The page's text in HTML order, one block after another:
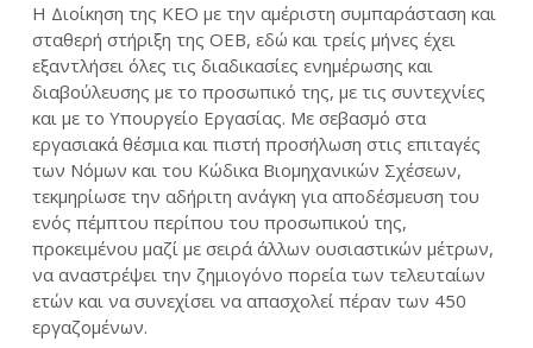
Η Διοίκηση της ΚΕΟ με την αμέριστη συμπαράσταση και
σταθερή στήριξη της ΟΕΒ, εδώ και τρείς μήνες έχει
εξαντλήσει όλες τις διαδικασίες ενημέρωσης και
διαβούλευσης με το προσωπικό της, με τις συντεχνίες
και με το Υπουργείο Εργασίας. Με σεβασμό στα
εργασιακά θέσμια και πιστή προσήλωση στις επιταγές
των Νόμων και του Κώδικα Βιομηχανικών Σχέσεων,
τεκμηρίωσε την αδήριτη ανάγκη για αποδέσμευση του
ενός πέμπτου περίπου του προσωπικού της,
προκειμένου μαζί με σειρά άλλων ουσιαστικών μέτρων,
να αναστρέψει την ζημιογόνο πορεία των τελευταίων
ετών και να συνεχίσει να απασχολεί πέραν των 450
εργαζομένων.